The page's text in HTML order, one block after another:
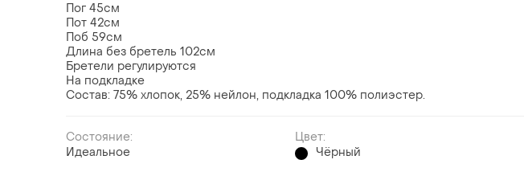
Пог 45см
Пот 42см
Поб 59см
Длина без бретель 102см
Бретели регулируются
На подкладке
Состав: 75% хлопок, 25% нейлон, подкладка 100% полиэстер.
Состояние:
Идеальное
Цвет:
Чёрный